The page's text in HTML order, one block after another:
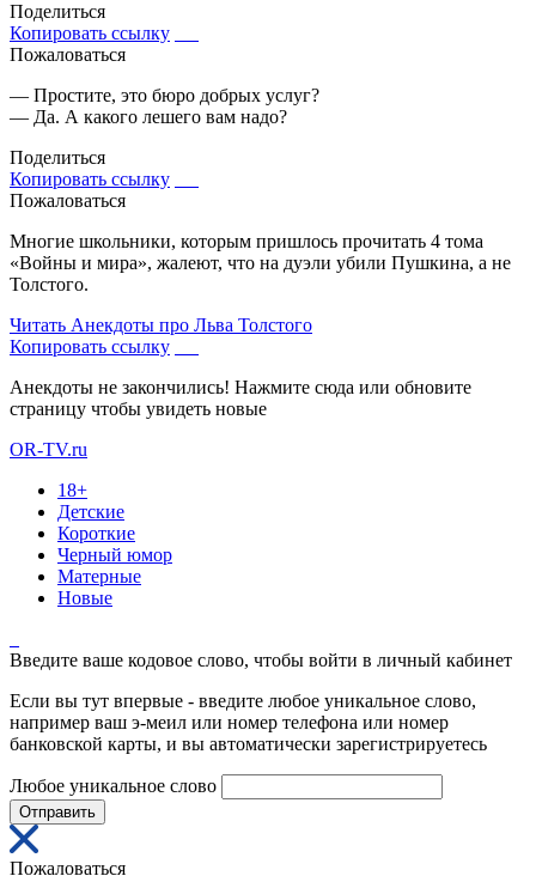
Поделиться
Копировать ссылку
Пожаловаться
— Простите, это бюро добрых услуг?
— Да. А какого лешего вам надо?
Поделиться
Копировать ссылку
Пожаловаться
Многие школьники, которым пришлось прочитать 4 тома
«Войны и мира», жалеют, что на дуэли убили Пушкина, а не
Толстого.
Читать Анекдоты про Льва Толстого
Копировать ссылку
Анекдоты не закончились! Нажмите сюда или обновите
страницу чтобы увидеть новые
OR-TV.ru
18+
Детские
Короткие
Черный юмор
Матерные
Новые
Введите ваше кодовое слово, чтобы войти в личный кабинет
Если вы тут впервые - введите любое уникальное слово,
например ваш э-меил или номер телефона или номер
банковской карты, и вы автоматически зарегистрируетесь
Любое уникальное слово
Отправить
Пожаловаться